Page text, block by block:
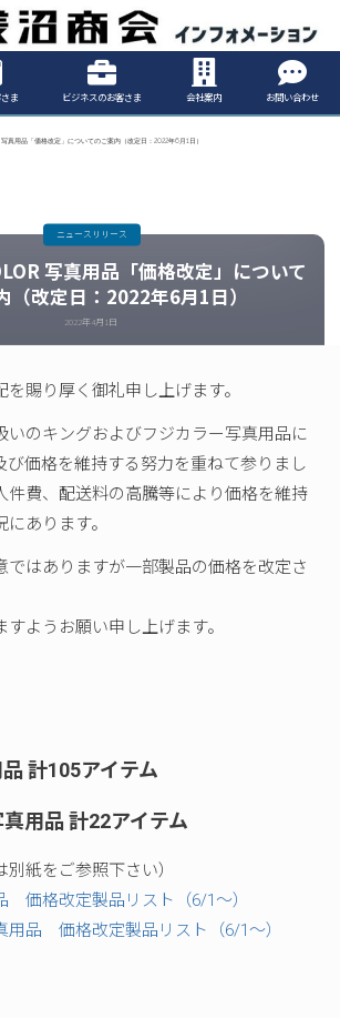
Information
ま ビジネスのお客さま 会社案内 お問い合わせ
真用品「価格改定」についてのご案内（改定日：2022年6月1日）
写真用品「価格改定」について
（改定日：2022年6月1日）
2022年4月1日
ニュースリリース
賜り厚く御礼申し上げます。
いのキングおよびフジカラー写真用品に
び価格を維持する努力を重ねて参りまし
件費、配送料の高騰等により価格を維持
あります。
ではありますが一部製品の価格を改定さ
ようお願い申し上げます。
計105アイテム
用品 計22アイテム
別紙をご参照下さい）
価格改定製品リスト（6/1～）
用品 価格改定製品リスト（6/1～）